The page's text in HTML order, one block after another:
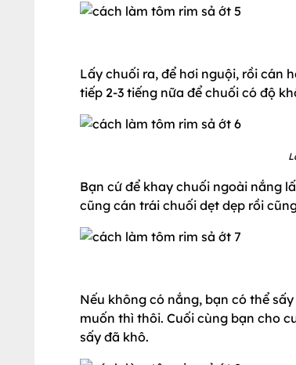
Lấy chuối ra, để hơi nguội, rồi cán
tiếp 2-3 tiếng nữa để chuối có độ
Bạn cứ để khay chuối ngoài nắng
cũng cán trái chuối dẹt dẹp rồi
Nếu không có nắng, bạn có thể
muốn thì thôi. Cuối cùng bạn cho
sấy đã khô.